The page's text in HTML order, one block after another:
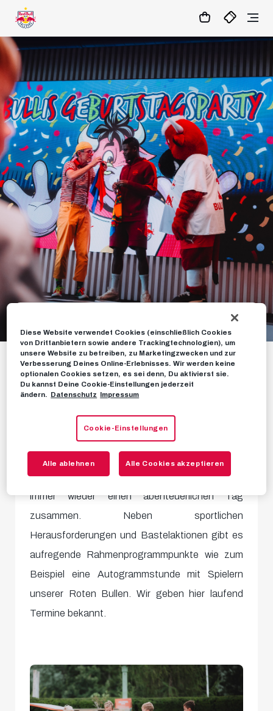
1:09:40 MATCHCENTER
Events
Ob im Salzburger Zoo, Fantasiana Erlebnispark
oder in anderen Locations: Bei den Bullidikidz-
Club-Events ist jede Menge Spaß
garantiert! Gemeinsam erleben alle Beteiligten
immer wieder einen abenteuerlichen Tag
zusammen. Neben sportlichen
Herausforderungen und Bastelaktionen gibt es
aufregende Rahmenprogrammpunkte wie zum
Beispiel eine Autogrammstunde mit Spielern
unserer Roten Bullen. Wir geben hier laufend
Termine bekannt.
Diese Website verwendet Cookies (einschließlich Cookies
von Drittanbietern sowie andere Trackingtechnologien), um
unsere Website zu betreiben, zu Marketingzwecken und zur
Verbesserung Deines Online-Erlebnisses. Wir werden keine
optionalen Cookies setzen, es sei denn, Du aktivierst sie.
Du kannst Deine Cookie-Einstellungen jederzeit
ändern. Datenschutz Impressum
Cookie-Einstellungen
Alle ablehnen Alle Cookies akzeptieren